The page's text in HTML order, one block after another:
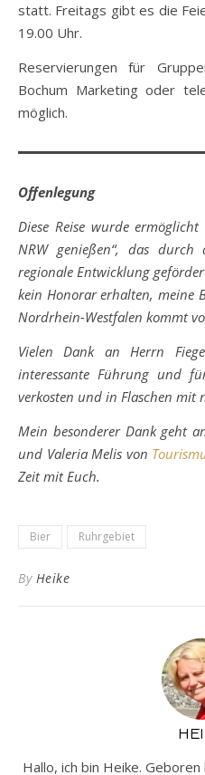
statt. Freitags gibt es die
19.00 Uhr.
Reservierungen für
Bochum Marketing oder
möglich.
Offenlegung
Diese Reise wurde
NRW genießen“, das
regionale Entwicklung
kein Honorar erhalten, meine
Nordrhein-Westfalen kommt
Vielen Dank an Herrn
interessante Führung und
verkosten und in Flaschen mit
Mein besonderer Dank geht
und Valeria Melis von
Zeit mit Euch.
Bier Ruhrgebiet
By Heike
Hallo, ich bin Heike.